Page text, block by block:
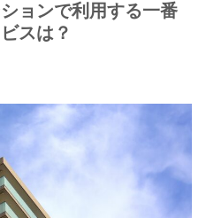
ョンで利用する一番
スは？